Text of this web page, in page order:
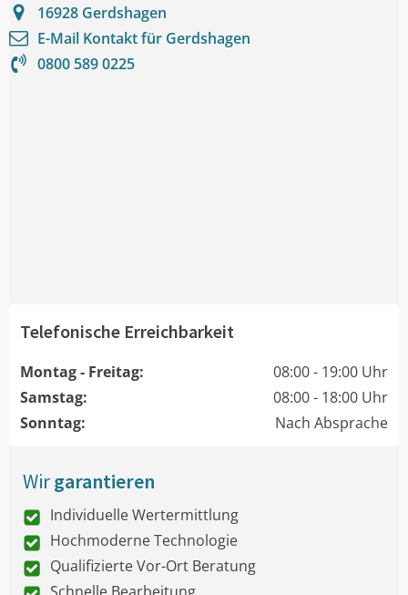
16928 Gerdshagen
E-Mail Kontakt für Gerdshagen
0800 589 0225
Telefonische Erreichbarkeit
Montag - Freitag:
08:00 - 19:00 Uhr
Samstag:
08:00 - 18:00 Uhr
Sonntag:
Nach Absprache
Wirgarantieren
Individuelle Wertermittlung
Hochmoderne Technologie
Qualifizierte Vor-Ort Beratung